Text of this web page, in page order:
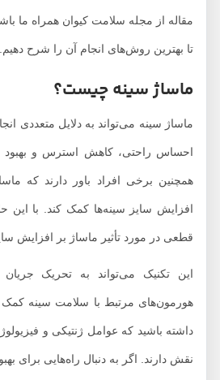
مقاله از مجله سلامت کیوان همراه ما باشید تا
تا بهترین روش‌های انجام آن را شرح دهیم.
ماساژ سینه چیست؟
ماساژ سینه می‌تواند به دلایل متعددی انجام
احساس راحتی، کاهش استرس و بهبود
همچنین برخی افراد باور دارند که
افزایش سایز سینه‌ها کمک کند. با این حال،
قطعی در مورد تأثیر ماساژ بر افزایش سایز
این تکنیک می‌تواند به تحریک جریان
هورمون‌های مرتبط با سلامت سینه کمک کند،
داشته باشید که عوامل ژنتیکی و فیزیولوژیکی
نقش دارند. اگر به دنبال راه‌هایی برای بهبود